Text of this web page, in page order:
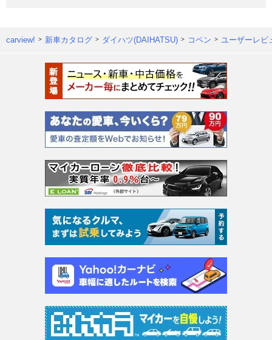
carview! 新車カタログ ダイハツ(DAIHATSU) コペン ユーザーレビ